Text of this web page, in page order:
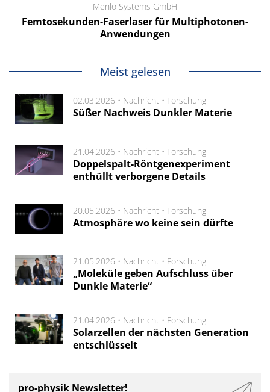
Menlo Systems GmbH
Femtosekunden-Faserlaser für Multiphotonen-
Anwendungen
Meist gelesen
02.03.2026 • Nachricht • Forschung
Süßer Nachweis Dunkler Materie
21.04.2026 • Nachricht • Forschung
Doppelspalt-Röntgenexperiment
enthüllt verborgene Details
20.05.2026 • Nachricht • Forschung
Atmosphäre wo keine sein dürfte
21.05.2026 • Nachricht • Forschung
„Moleküle geben Aufschluss über
Dunkle Materie“
21.04.2026 • Nachricht • Forschung
Solarzellen der nächsten Generation
entschlüsselt
pro-physik Newsletter!